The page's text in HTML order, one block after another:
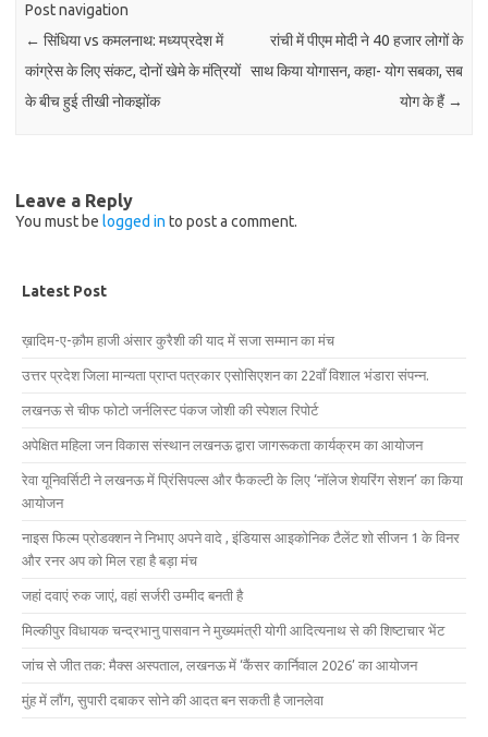
Post navigation
← सिंधिया vs कमलनाथ: मध्यप्रदेश में
कांग्रेस के लिए संकट, दोनों खेमे के मंत्रियों
के बीच हुई तीखी नोकझोंक
रांची में पीएम मोदी ने 40 हजार लोगों के
साथ किया योगासन, कहा- योग सबका, सब
योग के हैं →
Leave a Reply
You must be logged in to post a comment.
Latest Post
ख़ादिम-ए-क़ौम हाजी अंसार कुरैशी की याद में सजा सम्मान का मंच
उत्तर प्रदेश जिला मान्यता प्राप्त पत्रकार एसोसिएशन का 22वाँ विशाल भंडारा संपन्न.
लखनऊ से चीफ फोटो जर्नलिस्ट पंकज जोशी की स्पेशल रिपोर्ट
अपेक्षित महिला जन विकास संस्थान लखनऊ द्वारा जागरूकता कार्यक्रम का आयोजन
रेवा यूनिवर्सिटी ने लखनऊ में प्रिंसिपल्स और फैकल्टी के लिए ‘नॉलेज शेयरिंग सेशन’ का किया
आयोजन
नाइस फिल्म प्रोडक्शन ने निभाए अपने वादे , इंडियास आइकोनिक टैलेंट शो सीजन 1 के विनर
और रनर अप को मिल रहा है बड़ा मंच
जहां दवाएं रुक जाएं, वहां सर्जरी उम्मीद बनती है
मिल्कीपुर विधायक चन्द्रभानु पासवान ने मुख्यमंत्री योगी आदित्यनाथ से की शिष्टाचार भेंट
जांच से जीत तक: मैक्स अस्पताल, लखनऊ में ‘कैंसर कार्निवाल 2026’ का आयोजन
मुंह में लौंग, सुपारी दबाकर सोने की आदत बन सकती है जानलेवा